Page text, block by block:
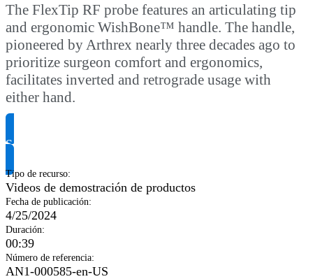
The FlexTip RF probe features an articulating tip
and ergonomic WishBone™ handle. The handle,
pioneered by Arthrex nearly three decades ago to
prioritize surgeon comfort and ergonomics,
facilitates inverted and retrograde usage with
either hand.
Solicitar información del producto
Tipo de recurso:
Videos de demostración de productos
Fecha de publicación:
4/25/2024
Duración:
00:39
Número de referencia:
AN1-000585-en-US